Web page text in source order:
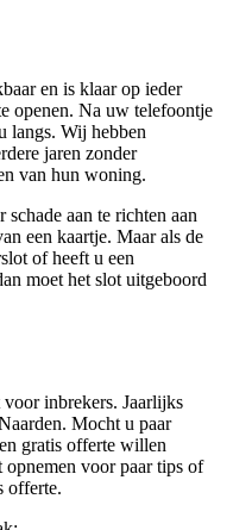
en is klaar op ieder
openen. Na uw telefoontje
langs. Wij hebben
jaren zonder
van hun woning.
schade aan te richten aan
een kaartje. Maar als de
of heeft u een
moet het slot uitgeboord
voor inbrekers. Jaarlijks
Mocht u paar
gratis offerte willen
opnemen voor paar tips of
offerte.